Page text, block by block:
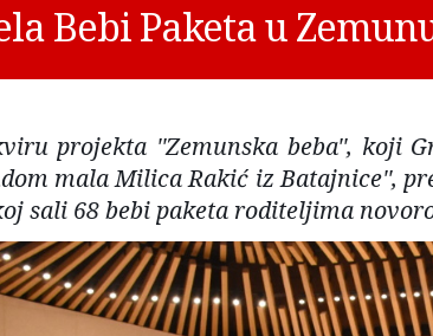
Bebi Paketa u
projekta ''Zemunska beba'', koji
mala Milica Rakić iz Batajnice'',
sali 68 bebi paketa roditeljima